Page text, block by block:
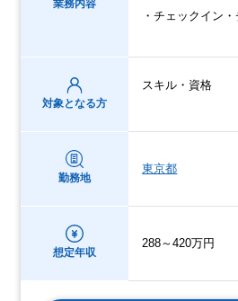
業務内容
・チェックイン
対象となる方
スキル・資格
勤務地
東京都
想定年収
288～420万円